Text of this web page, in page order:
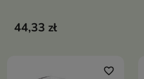
łamliwych. Wzmacnia strukturę
44,33 zł
favorite_border